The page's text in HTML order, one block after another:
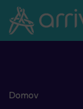
Skoči na vsebino
Domov
Predprodaja